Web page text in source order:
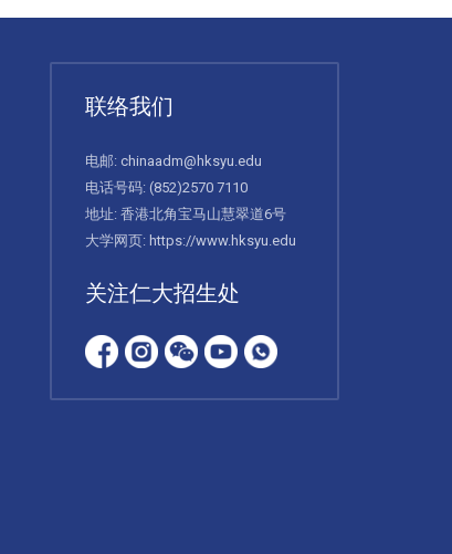
联络我们
电邮: chinaadm@hksyu.edu
电话号码: (852)2570 7110
地址: 香港北角宝马山慧翠道6号
大学网页: https://www.hksyu.edu
关注仁大招生处